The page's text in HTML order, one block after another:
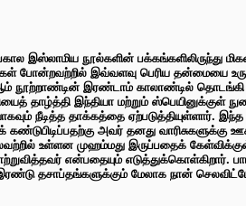
இஸ்லாமிய நூல்களின் பக்கங்களிலிருந்து
போன்றவற்றில் இவ்வளவு பெரிய தன்மையை
நூற்றாண்டின் இரண்டாம் காலாண்டில் தொடங்கி
தாழ்த்தி இந்தியா மற்றும்
நீடித்த தாக்கத்தை
கண்டுபிடிப்பதற்கு அவர் தனது
உள்ளன முஹம்மது இருப்பதைக்
என்பதையும்
தசாப்தங்களுக்கும் மேலாக நான்